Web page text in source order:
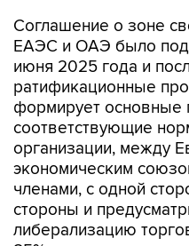
Соглашение о зоне
ЕАЭС и ОАЭ было
июня 2025 года и
ратификационные
формирует основные
соответствующие
организации, между
экономическим
членами, с одной
стороны и
либерализацию